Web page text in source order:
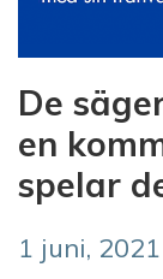
De
en
spelar
1 juni, 2021